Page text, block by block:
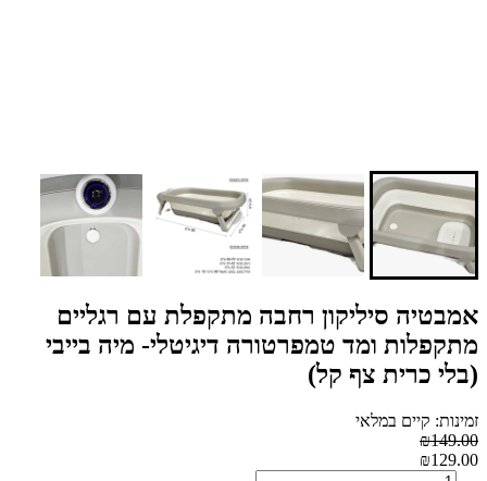
אמבטיה סיליקון רחבה מתקפלת עם רגליים
מתקפלות ומד טמפרטורה דיגיטלי- מיה בייבי
(בלי כרית צף קל)
זמינות: קיים במלאי
₪149.00
₪129.00